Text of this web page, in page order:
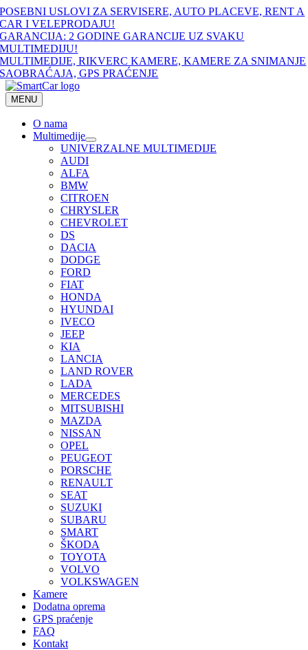
Skip
to
content
POSEBNI USLOVI ZA SERVISERE, AUTO PLACEVE, RENT A
CAR I VELEPRODAJU!
GARANCIJA: 2 GODINE GARANCIJE UZ SVAKU
MULTIMEDIJU!
MULTIMEDIJE, RIKVERC KAMERE, KAMERE ZA SNIMANJE
SAOBRAĆAJA, GPS PRAĆENJE
MENU
O nama
Multimedije
UNIVERZALNE MULTIMEDIJE
AUDI
ALFA
BMW
CITROEN
CHRYSLER
CHEVROLET
DS
DACIA
DODGE
FORD
FIAT
HONDA
HYUNDAI
IVECO
JEEP
KIA
LANCIA
LAND ROVER
LADA
MERCEDES
MITSUBISHI
MAZDA
NISSAN
OPEL
PEUGEOT
PORSCHE
RENAULT
SEAT
SUZUKI
SUBARU
SMART
ŠKODA
TOYOTA
VOLVO
VOLKSWAGEN
Kamere
Dodatna oprema
GPS praćenje
FAQ
Kontakt